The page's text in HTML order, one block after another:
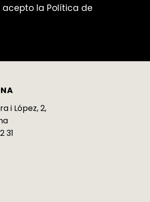
acepto la Política de
i López, 2,
31